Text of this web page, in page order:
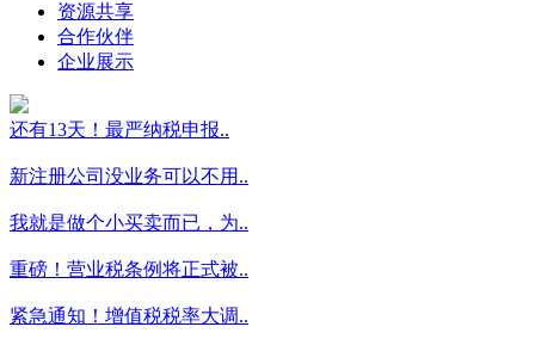
资源共享
合作伙伴
企业展示
还有13天！最严纳税申报..
新注册公司没业务可以不用..
我就是做个小买卖而已，为..
重磅！营业税条例将正式被..
紧急通知！增值税税率大调..